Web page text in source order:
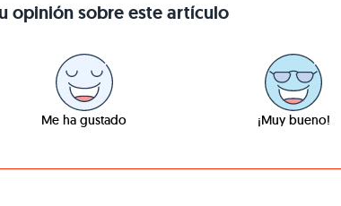
opinión sobre este artículo
Me ha gustado ¡Muy bueno!